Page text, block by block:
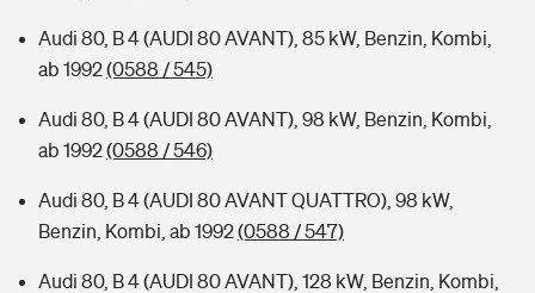
Audi 80, B 4 (AUDI 80 AVANT), 85 kW, Benzin, Kombi,
ab 1992(0588 / 545)
Audi 80, B 4 (AUDI 80 AVANT), 98 kW, Benzin, Kombi,
ab 1992(0588 / 546)
Audi 80, B 4 (AUDI 80 AVANT QUATTRO), 98 kW,
Benzin, Kombi, ab 1992(0588 / 547)
Audi 80, B 4 (AUDI 80 AVANT), 128 kW, Benzin, Kombi,